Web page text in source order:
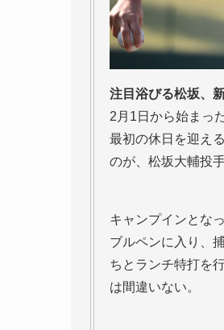
注目浴びる松坂、
2月1日から始まっ
最初の休日を迎え
のが、松坂大輔投
キャンプインとな
ブルペンに入り、
ちとランチ特打を
は間違いない。